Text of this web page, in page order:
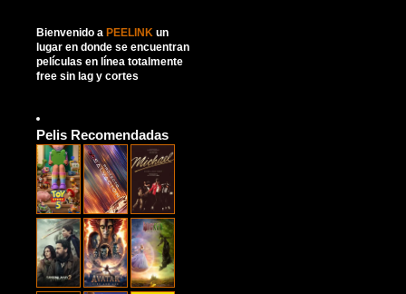
Bienvenido a PEELINK un
lugar en donde se encuentran
películas en línea totalmente
free sin lag y cortes
Pelis Recomendadas